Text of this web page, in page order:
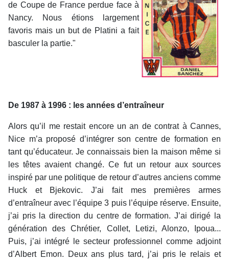
de Coupe de France perdue face à
Nancy. Nous étions largement
favoris mais un but de Platini a fait
basculer la partie."
De 1987 à 1996 : les années d’entraîneur
Alors qu’il me restait encore un an de contrat à Cannes,
Nice m’a proposé d’intégrer son centre de formation en
tant qu’éducateur. Je connaissais bien la maison même si
les têtes avaient changé. Ce fut un retour aux sources
inspiré par une politique de retour d’autres anciens comme
Huck et Bjekovic. J’ai fait mes premières armes
d’entraîneur avec l’équipe 3 puis l’équipe réserve. Ensuite,
j’ai pris la direction du centre de formation. J’ai dirigé la
génération des Chrétier, Collet, Letizi, Alonzo, Ipoua...
Puis, j’ai intégré le secteur professionnel comme adjoint
d’Albert Emon. Deux ans plus tard, j’ai pris le relais et